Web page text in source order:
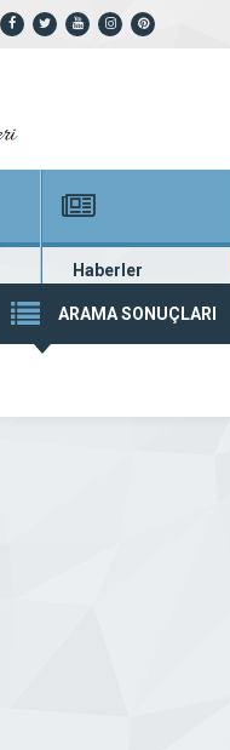
Haberler
En güncel haberler
ARAMA SONUÇLARI